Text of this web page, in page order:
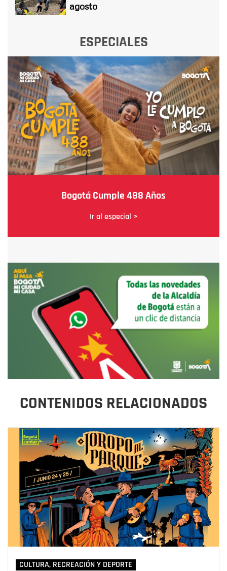
agosto
ESPECIALES
Bogotá Cumple 488 Años
Ir al especial >
CONTENIDOS RELACIONADOS
CULTURA, RECREACIÓN Y DEPORTE